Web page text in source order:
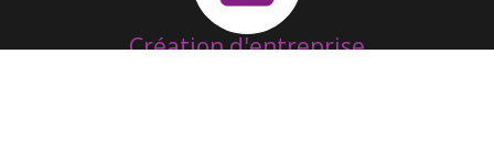
Création d'entreprise